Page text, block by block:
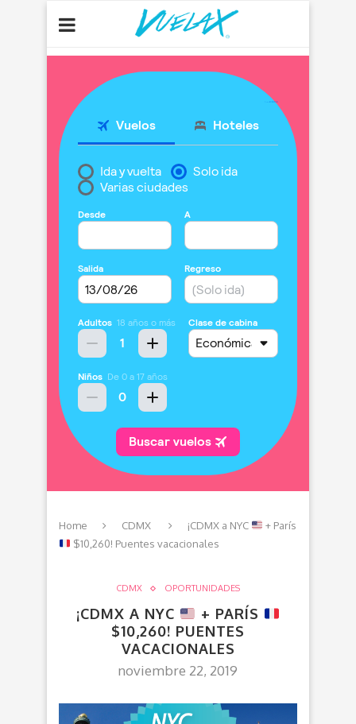
Home CDMX ¡CDMX a NYC
+ París
$10,260! Puentes vacacionales
CDMX OPORTUNIDADES
¡CDMX A NYC
+ PARÍS
$10,260! PUENTES
VACACIONALES
noviembre 22, 2019